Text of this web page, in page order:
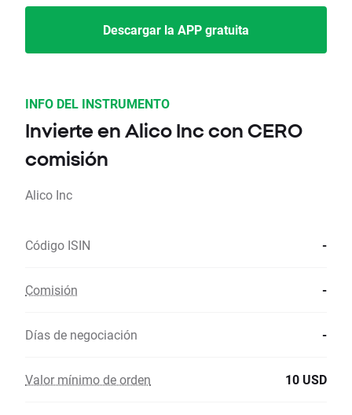
Descargar la APP gratuita
INFO DEL INSTRUMENTO
Invierte en Alico Inc con CERO
comisión
Alico Inc
Código ISIN -
Comisión -
Días de negociación -
Valor mínimo de orden 10 USD